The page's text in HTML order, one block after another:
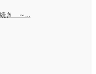
続き ～...